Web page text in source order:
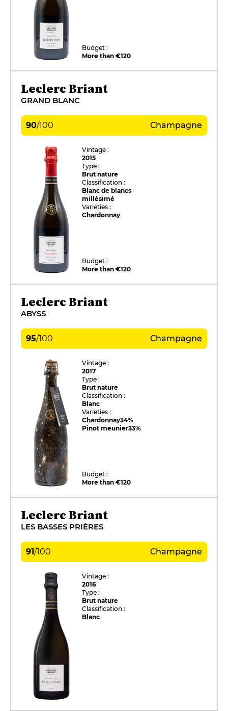
Budget :
More than €120
Leclerc Briant
GRAND BLANC
90/100 Champagne
Vintage :
2015
Type :
Brut nature
Classification :
Blanc de blancs
millésimé
Varieties :
Chardonnay
Budget :
More than €120
Leclerc Briant
ABYSS
95/100 Champagne
Vintage :
2017
Type :
Brut nature
Classification :
Blanc
Varieties :
Chardonnay34%
Pinot meunier33%
Budget :
More than €120
Leclerc Briant
LES BASSES PRIÈRES
91/100 Champagne
Vintage :
2016
Type :
Brut nature
Classification :
Blanc